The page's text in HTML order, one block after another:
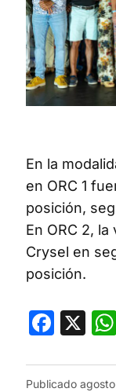
En la
en ORC 1
posición,
En ORC 2,
Crysel en
posición.
X
Publicado